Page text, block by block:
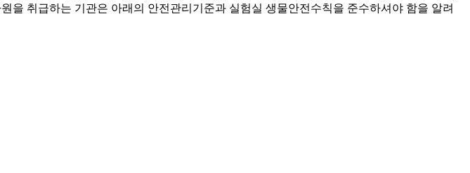
을 취급하는 기관은 아래의 안전관리기준과 실험실 생물안전수칙을 준수하셔야 함을 알려